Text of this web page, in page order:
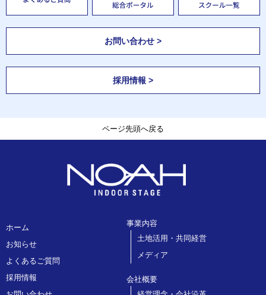
お問い合わせ >
採用情報 >
ページ先頭へ戻る
ホーム
お知らせ
よくあるご質問
採用情報
事業内容
土地活用・共同経営
メディア
会社概要